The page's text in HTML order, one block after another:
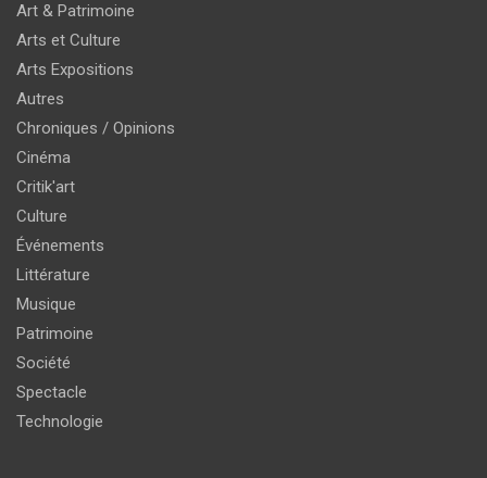
Art & Patrimoine
Arts et Culture
Arts Expositions
Autres
Chroniques / Opinions
Cinéma
Critik'art
Culture
Événements
Littérature
Musique
Patrimoine
Société
Spectacle
Technologie